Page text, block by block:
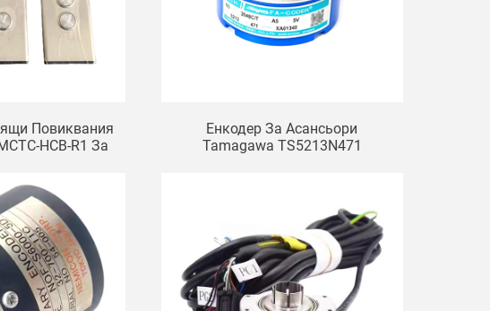
Повиквания
HCB-R1 За
Енкодер За Асансьори
Tamagawa TS5213N471